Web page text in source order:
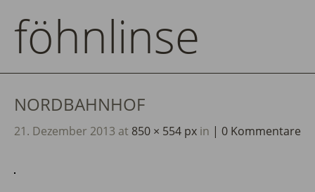
föhnlinse
NORDBAHNHOF
21. Dezember 2013 at 850 × 554 px in 0 Kommentare